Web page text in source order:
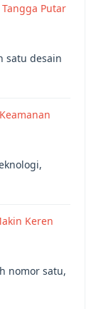
Putar
satu desain
Keren
nomor satu,